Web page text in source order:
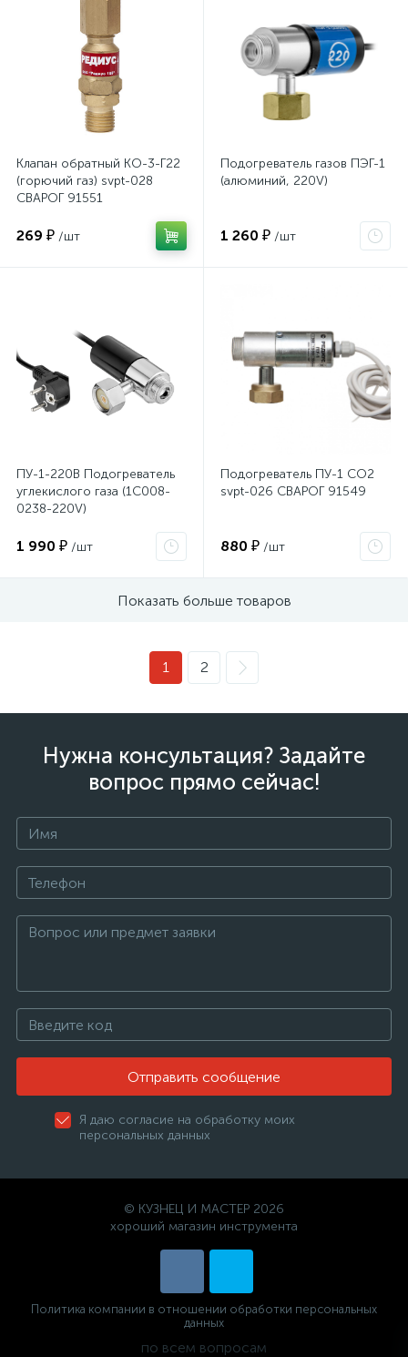
Клапан обратный КО-3-Г22
(горючий газ) svpt-028
СВАРОГ 91551
269 ₽ /шт
Подогреватель газов ПЭГ-1
(алюминий, 220V)
1 260 ₽ /шт
ПУ-1-220В Подогреватель
углекислого газа (1C008-
0238-220V)
1 990 ₽ /шт
Подогреватель ПУ-1 СО2
svpt-026 СВАРОГ 91549
880 ₽ /шт
Показать больше товаров
1 2
Нужна консультация? Задайте
вопрос прямо сейчас!
Отправить сообщение
Я даю согласие на обработку моих
персональных данных
© КУЗНЕЦ И МАСТЕР 2026
хороший магазин инструмента
Политика компании в отношении обработки персональных
данных
по всем вопросам